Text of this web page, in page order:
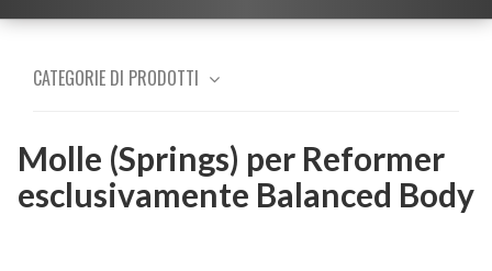
CATEGORIE DI PRODOTTI
Molle (Springs) per Reformer
esclusivamente Balanced Body